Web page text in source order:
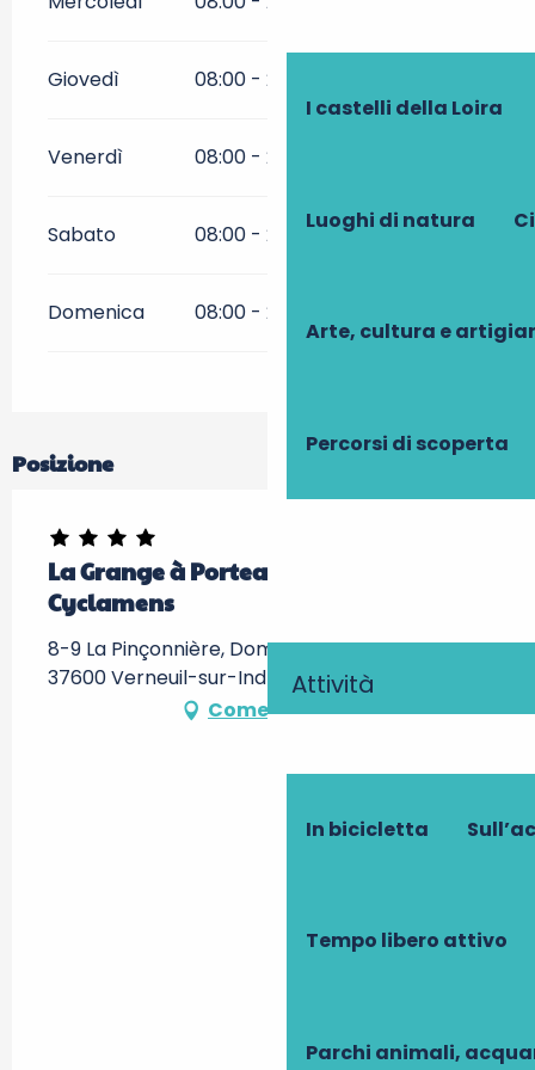
I castelli della Loira
Luoghi di natura
Arte, cultura e
Percorsi di scoperta
Attività
In bicicletta
Tempo libero attivo
Parchi animali,
Giovedì 08:00 - 20:00
Venerdì 08:00 - 20:00
Sabato 08:00 - 20:00
Domenica 08:00 - 20:00
Posizione
La Grange à Porteau du Domaine des
Cyclamens
8-9 La Pinçonnière, Domaine des Cyclamens,
37600 Verneuil-sur-Indre
Come arrivare